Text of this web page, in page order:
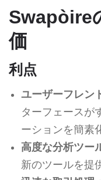
Swapòire
価
利点
ユーザーフレン
ターフェースが
ーションを簡素
高度な分析ツー
新のツールを提